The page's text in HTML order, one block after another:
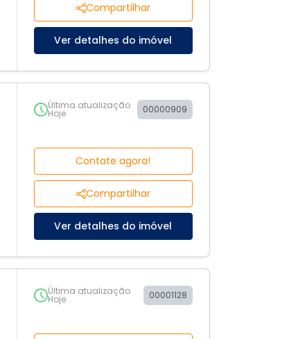
Compartilhar
Ver detalhes do imóvel
Última atualização
Hoje 00000909
Contate agora!
Compartilhar
Ver detalhes do imóvel
Última atualização
Hoje 00001128